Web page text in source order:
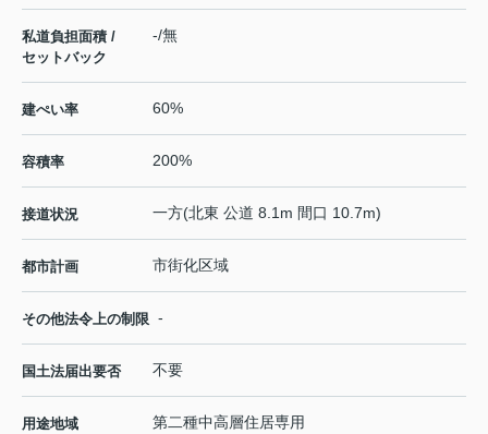
私道負担面積 /
セットバック
-/無
建ぺい率 60%
容積率 200%
接道状況 一方(北東 公道 8.1m 間口 10.7m)
都市計画 市街化区域
その他法令上の制限 -
国土法届出要否 不要
用途地域 第二種中高層住居専用